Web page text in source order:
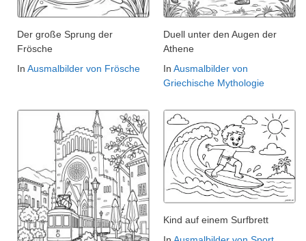
Der große Sprung der
Frösche
In Ausmalbilder von Frösche
Duell unter den Augen der
Athene
In Ausmalbilder von
Griechische Mythologie
Kind auf einem Surfbrett